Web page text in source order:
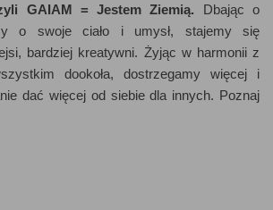
GAIAM = Jestem Ziemią. Dbając o
o swoje ciało i umysł, stajemy się
bardziej kreatywni. Żyjąc w harmonii z
dookoła, dostrzegamy więcej i
dać więcej od siebie dla innych. Poznaj